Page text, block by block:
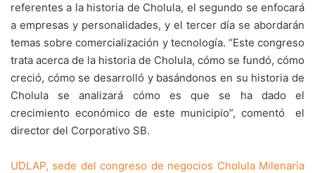
referentes a la historia de Cholula, el segundo se enfocará
a empresas y personalidades, y el tercer día se abordarán
temas sobre comercialización y tecnología. “Este congreso
trata acerca de la historia de Cholula, cómo se fundó, cómo
creció, cómo se desarrolló y basándonos en su historia de
Cholula se analizará cómo es que se ha dado el
crecimiento económico de este municipio”, comentó el
director del Corporativo SB.
UDLAP, sede del congreso de negocios Cholula Milenaria